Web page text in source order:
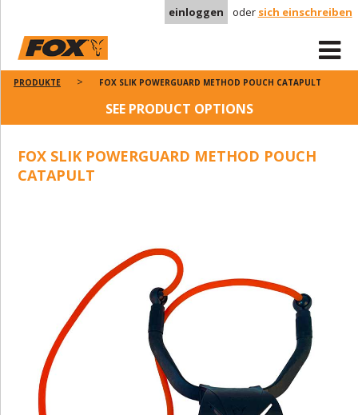
einloggen oder sich einschreiben
PRODUKTE FOX SLIK POWERGUARD METHOD POUCH CATAPULT
SEE PRODUCT OPTIONS
FOX SLIK POWERGUARD METHOD POUCH
CATAPULT